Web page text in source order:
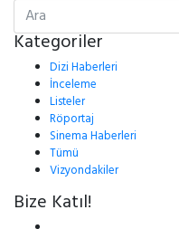
Kategoriler
Dizi Haberleri
İnceleme
Listeler
Röportaj
Sinema Haberleri
Tümü
Vizyondakiler
Bize Katıl!